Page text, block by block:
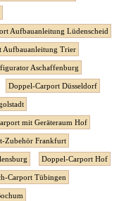
Aufbauanleitung Lüdenscheid
Aufbauanleitung Trier
Aschaffenburg
Doppel-Carport Düsseldorf
mit Geräteraum Hof
Zubehör Frankfurt
Doppel-Carport Hof
Carport Tübingen